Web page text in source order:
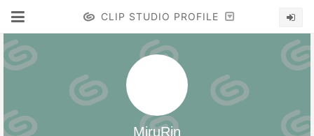
CLIP STUDIO PROFILE
MiruRin